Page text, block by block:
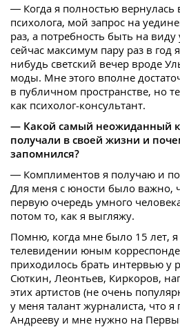
— Когда я полностью вернулась
психолога, мой запрос на
раз, а потребность быть на
сейчас максимум пару раз в год
нибудь светский вечер вроде
моды. Мне этого вполне
в публичном пространстве, но
как психолог-консультант.
— Какой самый неожиданный
получали в своей жизни и
запомнился?
— Комплиментов я получаю и
Для меня с юности было важно,
первую очередь умного
потом то, как я выгляжу.
Помню, когда мне было 15 лет,
телевидении юным
приходилось брать интервью у
Сюткин, Леонтьев, Киркоров,
этих артистов (не очень
у меня талант журналиста, что
Андрееву и мне нужно на